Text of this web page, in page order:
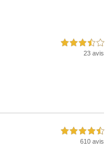
3,5 étoiles sur 5
23 avis
4,5 étoiles sur 5
610 avis